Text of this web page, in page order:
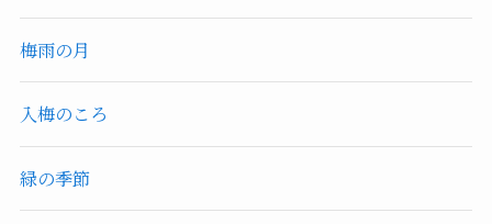
梅雨の月
入梅のころ
緑の季節